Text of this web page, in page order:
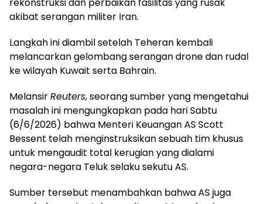
rekonstruksi dan perbaikan fasilitas yang rusak
akibat serangan militer Iran.
Langkah ini diambil setelah Teheran kembali
melancarkan gelombang serangan drone dan rudal
ke wilayah Kuwait serta Bahrain.
MelansirReuters, seorang sumber yang mengetahui
masalah ini mengungkapkan pada hari Sabtu
(6/6/2026) bahwa Menteri Keuangan AS Scott
Bessent telah menginstruksikan sebuah tim khusus
untuk mengaudit total kerugian yang dialami
negara-negara Teluk selaku sekutu AS.
Sumber tersebut menambahkan bahwa AS juga